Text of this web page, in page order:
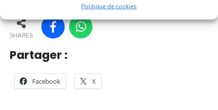
Politique de cookies
SHARES
Partager :
Facebook X